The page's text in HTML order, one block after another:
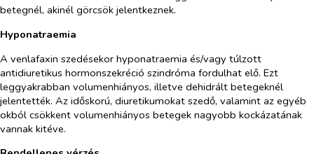
betegnél, akinél görcsök jelentkeznek.
Hyponatraemia
A venlafaxin szedésekor hyponatraemia és/vagy túlzott
antidiuretikus hormonszekréció szindróma fordulhat elő. Ezt
leggyakrabban volumenhiányos, illetve dehidrált betegeknél
jelentették. Az időskorú, diuretikumokat szedő, valamint az egyéb
okból csökkent volumenhiányos betegek nagyobb kockázatának
vannak kitéve.